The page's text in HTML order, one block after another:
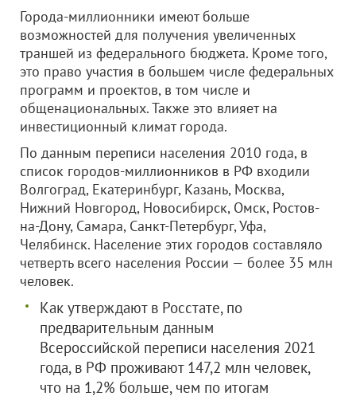
Города-миллионники имеют больше
возможностей для получения увеличенных
траншей из федерального бюджета. Кроме того,
это право участия в большем числе федеральных
программ и проектов, в том числе и
общенациональных. Также это влияет на
инвестиционный климат города.
По данным переписи населения 2010 года, в
список городов-миллионников в РФ входили
Волгоград, Екатеринбург, Казань, Москва,
Нижний Новгород, Новосибирск, Омск, Ростов-
на-Дону, Самара, Санкт-Петербург, Уфа,
Челябинск. Население этих городов составляло
четверть всего населения России — более 35 млн
человек.
Как утверждают в Росстате, по
предварительным данным
Всероссийской переписи населения 2021
года, в РФ проживают 147,2 млн человек,
что на 1,2% больше, чем по итогам